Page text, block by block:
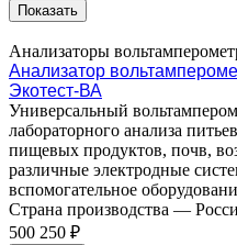
Анализаторы
Анализатор
Экотест-ВА
Универсальный
лабораторного анализа
пищевых продуктов, почв,
различные электродные
вспомогательное
Страна производства —
500 250 ₽